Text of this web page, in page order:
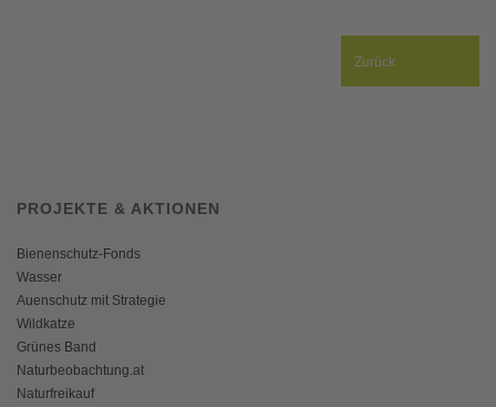
Zurück
PROJEKTE & AKTIONEN
Bienenschutz-Fonds
Wasser
Auenschutz mit Strategie
Wildkatze
Grünes Band
Naturbeobachtung.at
Naturfreikauf